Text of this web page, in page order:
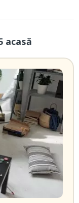
acasă